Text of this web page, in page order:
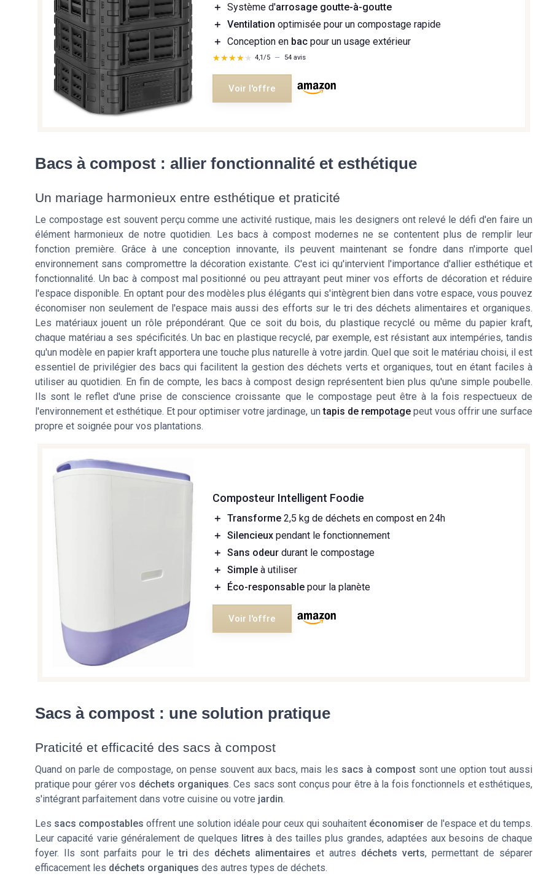
＋ Système d'arrosage goutte-à-goutte
＋ Ventilation optimisée pour un compostage rapide
＋ Conception en bac pour un usage extérieur
★★★★★
★★★★★ 4,1/5 — 54 avis
Voir l'offre
Bacs à compost : allier fonctionnalité et esthétique
Un mariage harmonieux entre esthétique et praticité
Le compostage est souvent perçu comme une activité rustique, mais les designers ont relevé le défi d'en faire un
élément harmonieux de notre quotidien. Les bacs à compost modernes ne se contentent plus de remplir leur
fonction première. Grâce à une conception innovante, ils peuvent maintenant se fondre dans n'importe quel
environnement sans compromettre la décoration existante. C'est ici qu'intervient l'importance d'allier esthétique et
fonctionnalité. Un bac à compost mal positionné ou peu attrayant peut miner vos efforts de décoration et réduire
l'espace disponible. En optant pour des modèles plus élégants qui s'intègrent bien dans votre espace, vous pouvez
économiser non seulement de l'espace mais aussi des efforts sur le tri des déchets alimentaires et organiques.
Les matériaux jouent un rôle prépondérant. Que ce soit du bois, du plastique recyclé ou même du papier kraft,
chaque matériau a ses spécificités. Un bac en plastique recyclé, par exemple, est résistant aux intempéries, tandis
qu'un modèle en papier kraft apportera une touche plus naturelle à votre jardin. Quel que soit le matériau choisi, il est
essentiel de privilégier des bacs qui facilitent la gestion des déchets verts et organiques, tout en étant faciles à
utiliser au quotidien. En fin de compte, les bacs à compost design représentent bien plus qu'une simple poubelle.
Ils sont le reflet d'une prise de conscience croissante que le compostage peut être à la fois respectueux de
l'environnement et esthétique. Et pour optimiser votre jardinage, untapis de rempotagepeut vous offrir une surface
propre et soignée pour vos plantations.
Composteur Intelligent Foodie
＋ Transforme 2,5 kg de déchets en compost en 24h
＋ Silencieux pendant le fonctionnement
＋ Sans odeur durant le compostage
＋ Simple à utiliser
＋
Éco-responsable pour la planète
Voir l'offre
Sacs à compost : une solution pratique
Praticité et efficacité des sacs à compost
Quand on parle de compostage, on pense souvent aux bacs, mais les sacs à compost sont une option tout aussi
pratique pour gérer vos déchets organiques. Ces sacs sont conçus pour être à la fois fonctionnels et esthétiques,
s'intégrant parfaitement dans votre cuisine ou votre jardin.
Les sacs compostables offrent une solution idéale pour ceux qui souhaitent économiser de l'espace et du temps.
Leur capacité varie généralement de quelques
litres à des tailles plus grandes, adaptées aux besoins de chaque
foyer. Ils sont parfaits pour letri des déchets alimentaires et autres déchets verts, permettant de séparer
efficacement les déchets organiques des autres types de déchets.